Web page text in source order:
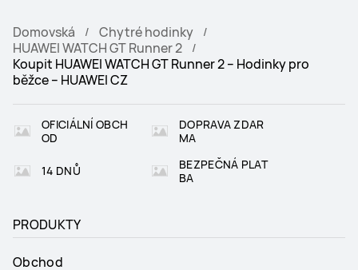
Domovská
Chytré hodinky
HUAWEI WATCH GT Runner 2
Koupit HUAWEI WATCH GT Runner 2 – Hodinky pro
běžce – HUAWEI CZ
OFICIÁLNÍ OBCH
OD
DOPRAVA ZDAR
MA
14 DNŮ
BEZPEČNÁ PLAT
BA
PRODUKTY
Obchod